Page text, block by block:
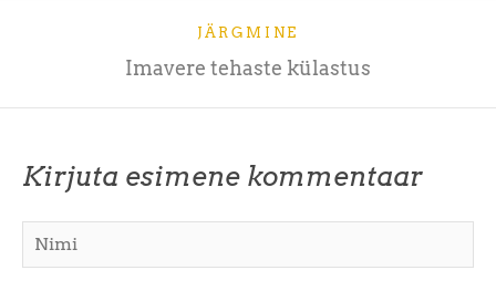
JÄRGMINE
Imavere tehaste külastus
Kirjuta esimene kommentaar